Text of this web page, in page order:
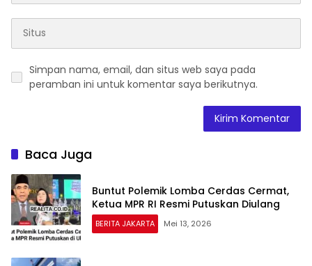
Simpan nama, email, dan situs web saya pada
peramban ini untuk komentar saya berikutnya.
Baca Juga
Buntut Polemik Lomba Cerdas Cermat,
Ketua MPR RI Resmi Putuskan Diulang
BERITA JAKARTA Mei 13, 2026